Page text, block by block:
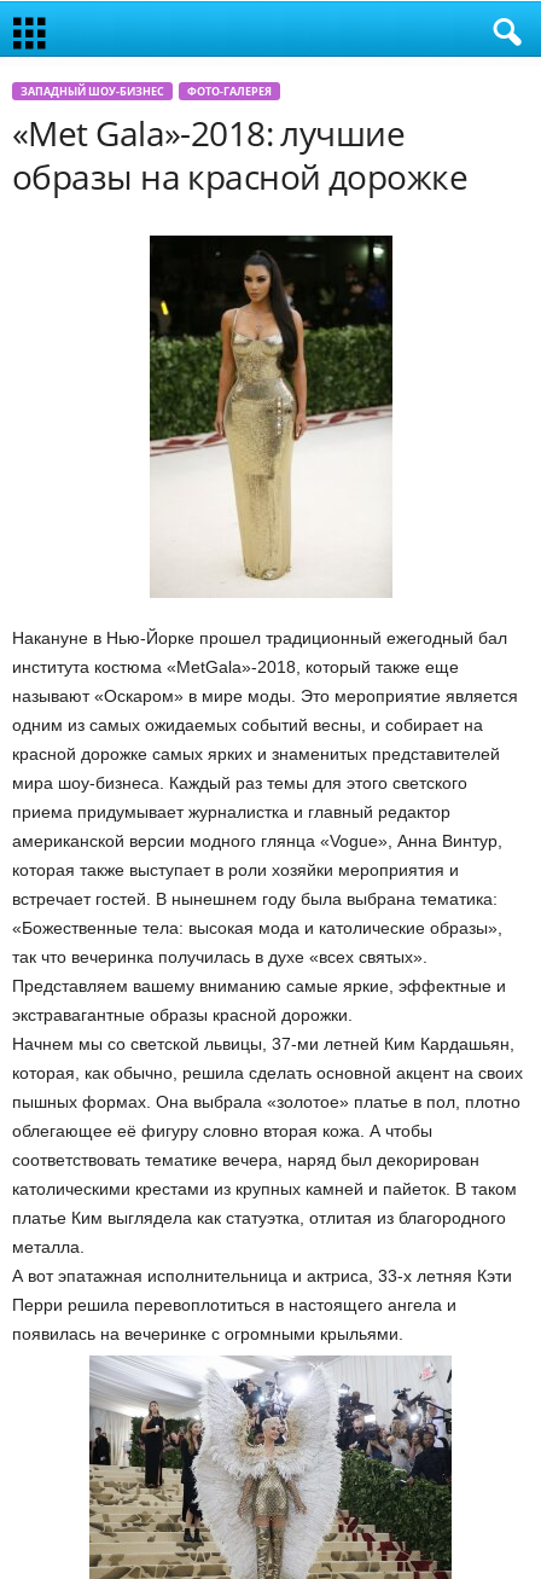
ЗАПАДНЫЙ ШОУ-БИЗНЕС ФОТО-ГАЛЕРЕЯ
«Met Gala»-2018: лучшие
образы на красной дорожке
Накануне в Hью-Йopкe прошел традиционный ежегодный бал
института костюма «MetGala»-2018, который также еще
называют «Оскаром» в мире моды. Это мероприятие является
одним из самых ожидаемых событий весны, и собирает на
красной дорожке самых ярких и знаменитых представителей
мира шоу-бизнеса. Каждый раз темы для этого светского
приема придумывает журналистка и главный редактор
американской версии модного глянца «Vogue», Анна Винтур,
которая также выступает в роли хозяйки мероприятия и
встречает гостей. В нынешнем году была выбрана тематика:
«Божественные тела: высокая мода и католические образы»,
так что вечеринка получилась в духе «всех святых».
Представляем вашему вниманию самые яркие, эффектные и
экстравагантные образы красной дорожки.
Начнем мы со светской львицы, 37-ми летней Ким Кардашьян,
которая, как обычно, решила сделать основной акцент на своих
пышных формах. Она выбрала «золотое» платье в пол, плотно
облегающее её фигуру словно вторая кожа. А чтобы
соответствовать тематике вечера, наряд был декорирован
католическими крестами из крупных камней и пайеток. В таком
платье Ким выглядела как статуэтка, отлитая из благородного
металла.
А вот эпатажная исполнительница и актриса, 33-х летняя Кэти
Перри решила перевоплотиться в настоящего ангела и
появилась на вечеринке с огромными крыльями.